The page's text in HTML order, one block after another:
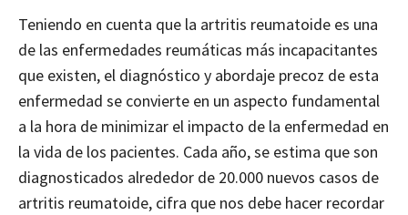
Teniendo en cuenta que la artritis reumatoide es una
de las enfermedades reumáticas más incapacitantes
que existen, el diagnóstico y abordaje precoz de esta
enfermedad se convierte en un aspecto fundamental
a la hora de minimizar el impacto de la enfermedad en
la vida de los pacientes. Cada año, se estima que son
diagnosticados alrededor de 20.000 nuevos casos de
artritis reumatoide, cifra que nos debe hacer recordar